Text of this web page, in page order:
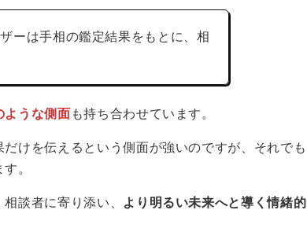
ーは手相の鑑定結果をもとに、相
ような側面 も持ち合わせています。
けを伝えるという側面が強いのですが、それでも
。
談者に寄り添い、 より明るい未来へと導く情緒的